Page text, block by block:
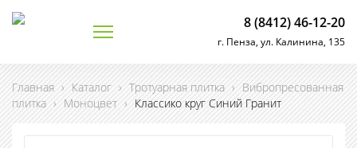
8 (8412) 46-12-20
г. Пенза, ул. Калинина, 135
Главная › Каталог › Тротуарная плитка › Вибропресованная
плитка › Моноцвет › Классико круг Синий Гранит